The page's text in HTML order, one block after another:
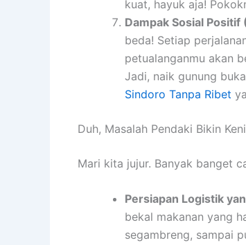
kuat, hayuk aja!
Dampak Sosial
beda! Setiap
petualanganmu akan
Jadi, naik gunung
Sindoro Tanpa Ribet
Duh, Masalah Pendaki Bikin
Mari kita jujur. Banyak banget
Persiapan Logistik
bekal makanan yang
segambreng, sampai